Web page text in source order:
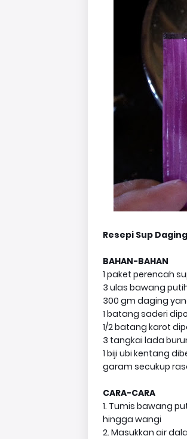
Resepi Sup
BAHAN-BAHAN
1 paket perencah
3 ulas bawang
300 gm daging
1 batang saderi
1/2 batang karot
3 tangkai lada
1 biji ubi kentang
garam secukup
CARA-CARA
1. Tumis bawang
hingga wangi
2. Masukkan air